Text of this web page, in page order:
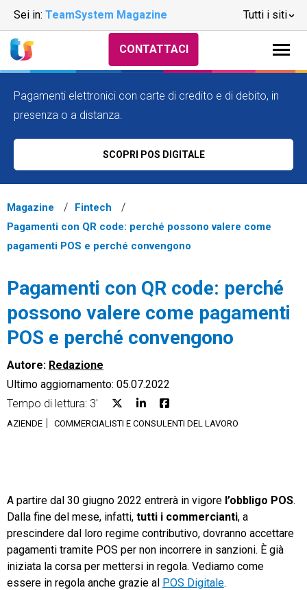
Sei in: TeamSystem Magazine Tutti i siti
Ecommerce
Financial Solutions
HR
Trust Services
CONTATTACI
Pagamenti elettronici con carte di credito e di debito, in
presenza o a distanza.
SCOPRI POS DIGITALE
Magazine
Fintech
Pagamenti con QR code: perché possono valere come
pagamenti POS e perché convengono
Pagamenti con QR code: perché
possono valere come pagamenti
POS e perché convengono
Autore: Redazione
Ultimo aggiornamento: 05.07.2022
Tempo di lettura: 3'
AZIENDE COMMERCIALISTI E CONSULENTI DEL LAVORO
A partire dal 30 giugno 2022 entrerà in vigore l’obbligo POS.
Dalla fine del mese, infatti, tutti i commercianti, a
prescindere dal loro regime contributivo, dovranno accettare
pagamenti tramite POS per non incorrere in sanzioni. È già
iniziata la corsa per mettersi in regola. Vediamo come
essere in regola anche grazie al POS Digitale.